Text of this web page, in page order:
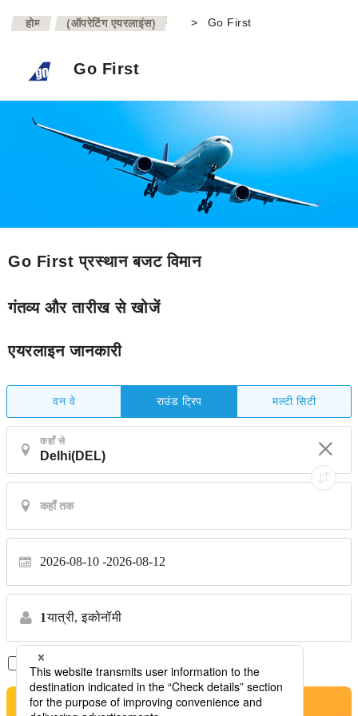
होम >
(ऑपरेटिंग एयरलाइंस) > Go First
Go First
Go First प्रस्थान बजट विमान
गंतव्य और तारीख से खोजें
एयरलाइन जानकारी
वन वे राउंड ट्रिप मल्टी सिटी
कहाँ से
2026-08-10 2026-08-12
1यात्री, इकोनॉमी
सिर्फ़ डायरेक्ट फ़्लाइट *कोई स्थानांतरण नहीं
खोजें